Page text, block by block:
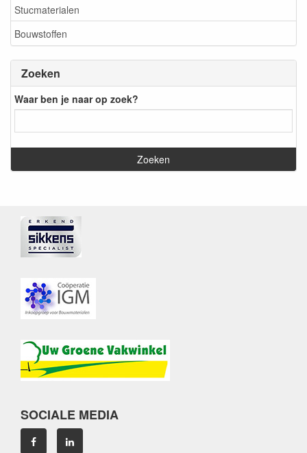
Stucmaterialen
Bouwstoffen
Zoeken
Waar ben je naar op zoek?
SOCIALE MEDIA